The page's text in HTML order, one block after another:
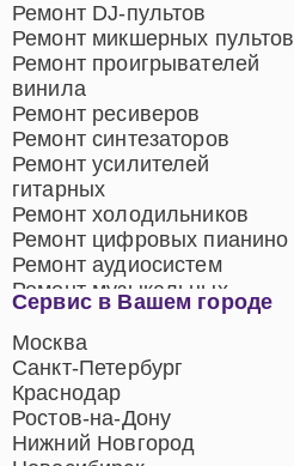
Сервис в Вашем городе
Москва
Санкт-Петербург
Краснодар
Ростов-на-Дону
Нижний Новгород
Ремонт DJ-пультов
Ремонт микшерных пультов
Ремонт проигрывателей
винила
Ремонт ресиверов
Ремонт синтезаторов
Ремонт усилителей
гитарных
Ремонт холодильников
Ремонт цифровых пианино
Ремонт аудиосистем
Ремонт музыкальных
центров
Ремонт домашних
кинотеатров
Ремонт микрофонов
Ремонт акустических
систем